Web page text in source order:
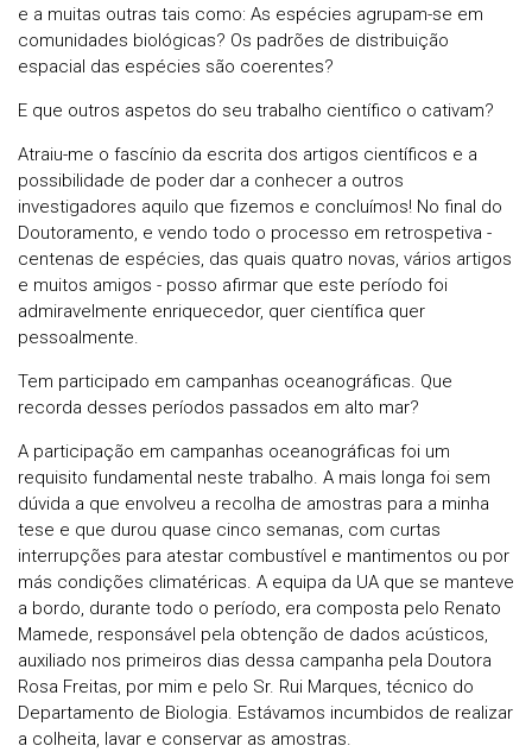
e a muitas outras tais como: As espécies agrupam-se em
comunidades biológicas? Os padrões de distribuição
espacial das espécies são coerentes?
E que outros aspetos do seu trabalho científico o cativam?
Atraiu-me o fascínio da escrita dos artigos científicos e a
possibilidade de poder dar a conhecer a outros
investigadores aquilo que fizemos e concluímos! No final do
Doutoramento, e vendo todo o processo em retrospetiva -
centenas de espécies, das quais quatro novas, vários artigos
e muitos amigos - posso afirmar que este período foi
admiravelmente enriquecedor, quer científica quer
pessoalmente.
Tem participado em campanhas oceanográficas. Que
recorda desses períodos passados em alto mar?
A participação em campanhas oceanográficas foi um
requisito fundamental neste trabalho. A mais longa foi sem
dúvida a que envolveu a recolha de amostras para a minha
tese e que durou quase cinco semanas, com curtas
interrupções para atestar combustível e mantimentos ou por
más condições climatéricas. A equipa da UA que se manteve
a bordo, durante todo o período, era composta pelo Renato
Mamede, responsável pela obtenção de dados acústicos,
auxiliado nos primeiros dias dessa campanha pela Doutora
Rosa Freitas, por mim e pelo Sr. Rui Marques, técnico do
Departamento de Biologia. Estávamos incumbidos de realizar
a colheita, lavar e conservar as amostras.